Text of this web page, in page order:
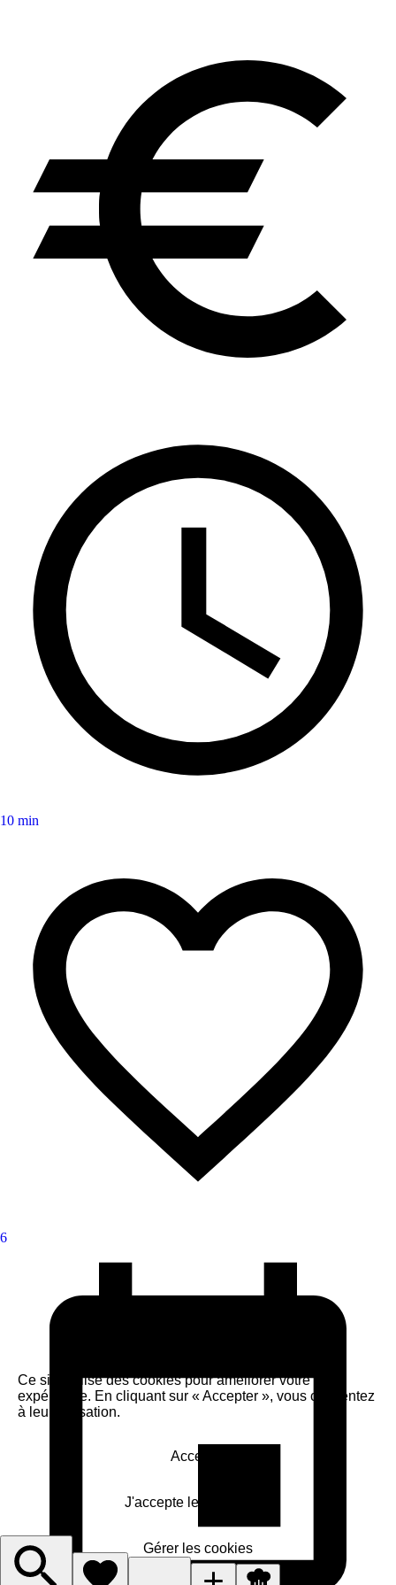
10 min
6
Ce site utilise des cookies pour améliorer votre
expérience. En cliquant sur « Accepter », vous consentez
à leur utilisation.
Accepter
J'accepte le nécessaire
Gérer les cookies